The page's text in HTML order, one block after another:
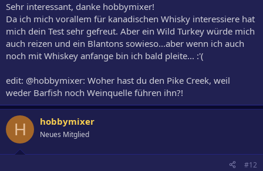
Sehr interessant, danke hobbymixer!
Da ich mich vorallem für kanadischen Whisky interessiere hat
mich dein Test sehr gefreut. Aber ein Wild Turkey würde mich
auch reizen und ein Blantons sowieso...aber wenn ich auch
noch mit Whiskey anfange bin ich bald pleite... :'(
edit: @hobbymixer: Woher hast du den Pike Creek, weil
weder Barfish noch Weinquelle führen ihn?!
H hobbymixer
Neues Mitglied
#12